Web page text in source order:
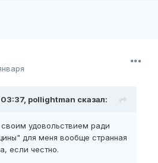
pollightman сказал:
удовольствием ради
для меня вообще странная
если честно.